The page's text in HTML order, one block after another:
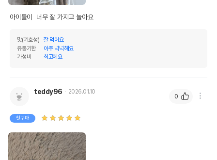
아이들이  너무 잘 가지고 놀아요
맛(기호성)
잘 먹어요
유통기한
아주 넉넉해요
가성비
최고에요
teddy96 2026.01.10
첫구매
0